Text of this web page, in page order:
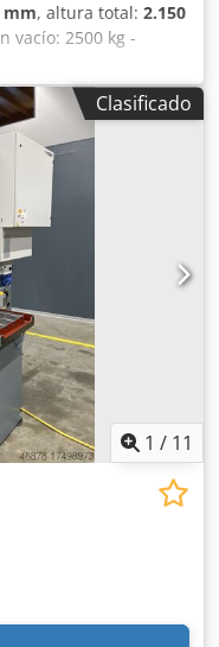
mm, altura total: 2.150
vacío: 2500 kg -
CE: No Dwsdpfx
1900 mm x
alto) - Peso de
IVA: El
de
IVA es deducible para
vehículos usados
todos los productos
Clasificado
1 / 11